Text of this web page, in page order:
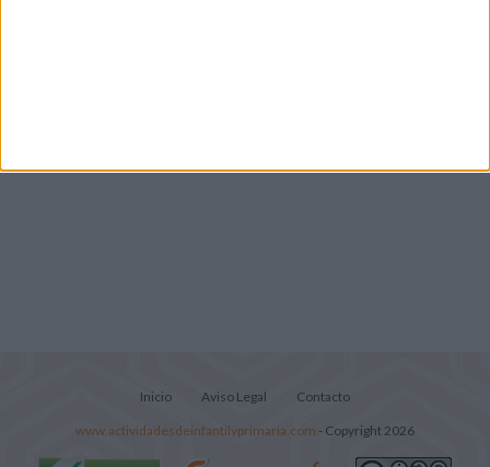
Inicio Aviso Legal Contacto
www.actividadesdeinfantilyprimaria.com - Copyright 2026